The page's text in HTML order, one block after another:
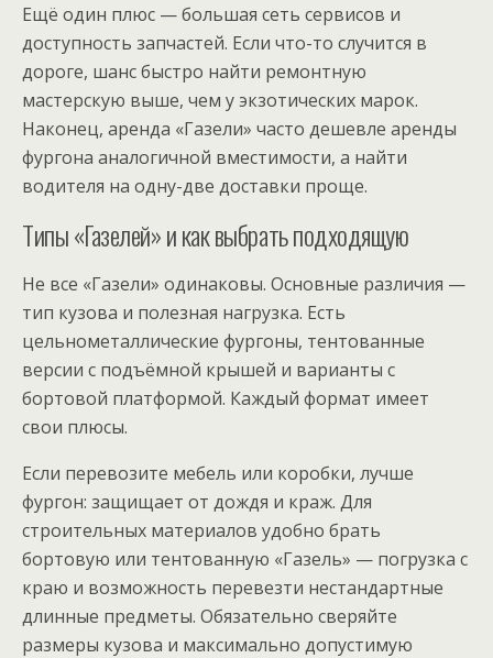
Ещё один плюс — большая сеть сервисов и
доступность запчастей. Если что-то случится в
дороге, шанс быстро найти ремонтную
мастерскую выше, чем у экзотических марок.
Наконец, аренда «Газели» часто дешевле аренды
фургона аналогичной вместимости, а найти
водителя на одну-две доставки проще.
Типы «Газелей» и как выбрать подходящую
Не все «Газели» одинаковы. Основные различия —
тип кузова и полезная нагрузка. Есть
цельнометаллические фургоны, тентованные
версии с подъёмной крышей и варианты с
бортовой платформой. Каждый формат имеет
свои плюсы.
Если перевозите мебель или коробки, лучше
фургон: защищает от дождя и краж. Для
строительных материалов удобно брать
бортовую или тентованную «Газель» — погрузка с
краю и возможность перевезти нестандартные
длинные предметы. Обязательно сверяйте
размеры кузова и максимально допустимую